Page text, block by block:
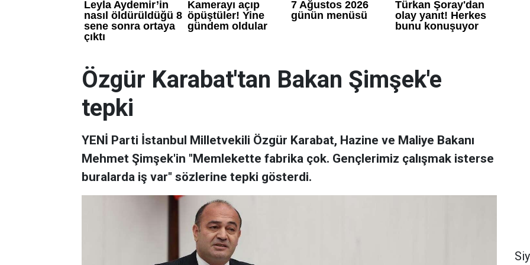
Özgür Karabat'tan Bakan Şimşek'e
tepki
YENİ Parti İstanbul Milletvekili Özgür Karabat, Hazine ve Maliye Bakanı
Mehmet Şimşek'in "Memlekette fabrika çok. Gençlerimiz çalışmak isterse
buralarda iş var" sözlerine tepki gösterdi.